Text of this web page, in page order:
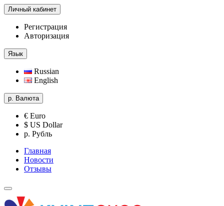
Личный кабинет
Регистрация
Авторизация
Язык
Russian
English
р. Валюта
€ Euro
$ US Dollar
р. Рубль
Главная
Новости
Отзывы